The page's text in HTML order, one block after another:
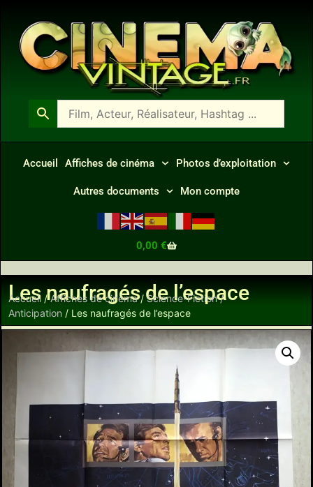
Accueil Affiches de cinéma Photos d’exploitation
Autres documents Mon compte
0,00 €
Les naufragés de l’espace
Accueil /Affiches de cinéma/Science-Fiction /
Anticipation / Les naufragés de l’espace